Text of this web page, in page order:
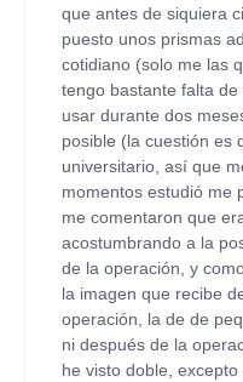
que antes de siquiera
puesto unos prismas
cotidiano (solo me las
tengo bastante falta
usar durante dos
posible (la cuestión es
universitario, así que
momentos estudió me
me comentaron que
acostumbrando a la
de la operación, y
la imagen que recibe
operación, la de de
ni después de la
he visto doble,